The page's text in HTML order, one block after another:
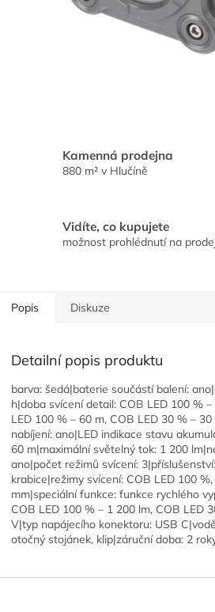
Kamenná prodejna
880 m² v Hlučíně
Vidíte, co kupujete
možnost prohlédnutí na
Popis Diskuze
Detailní popis produktu
barva: šedá|baterie součástí balení:
h|doba svícení detail: COB LED 100 %
LED 100 % – 60 m, COB LED 30 % –
nabíjení: ano|LED indikace stavu
60 m|maximální světelný tok: 1 200
ano|počet režimů svícení:
krabice|režimy svícení: COB LED 100
mm|speciální funkce: funkce rychlého
COB LED 100 % – 1 200 lm, COB LED
V|typ napájecího konektoru: USB
otočný stojánek, klip|záruční doba: 2